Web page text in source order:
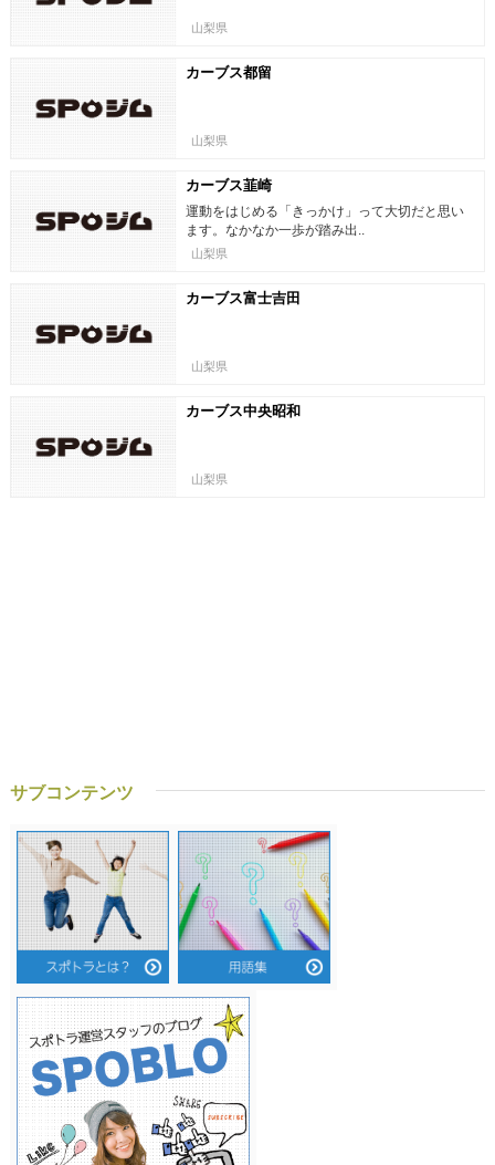
山梨県
カーブス都留
山梨県
カーブス韮崎
運動をはじめる「きっかけ」って大切だと思い
ます。なかなか一歩が踏み出..
山梨県
カーブス富士吉田
山梨県
カーブス中央昭和
山梨県
サブコンテンツ